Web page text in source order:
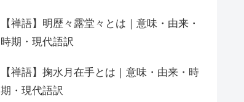
【禅語】明歴々露堂々とは｜意味・由来・
時期・現代語訳
【禅語】掬水月在手とは｜意味・由来・時
期・現代語訳